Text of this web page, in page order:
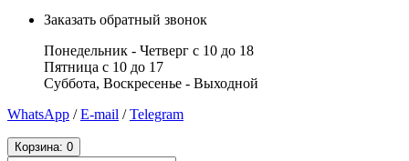
Заказать обратный звонок
Понедельник - Четверг с 10 до 18
Пятница с 10 до 17
Суббота, Воскресенье - Выходной
WhatsApp /E-mail /Telegram
Корзина: 0